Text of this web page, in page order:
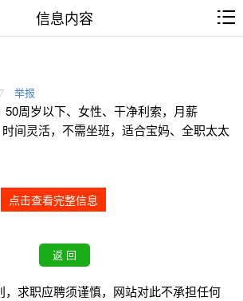
信息内容
举报
50周岁以下、女性、干净利索，月薪
间灵活，不需坐班，适合宝妈、全职太太
点击查看完整信息
，求职应聘须谨慎，网站对此不承担任何